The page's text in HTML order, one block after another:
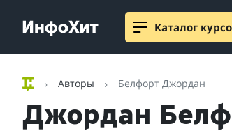
Каталог
Авторы Белфорт Джордан
Джордан